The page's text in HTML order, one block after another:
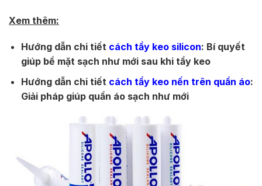
Xem thêm:
Hướng dẫn chi tiết cách tẩy keo silicon: Bí quyết
giúp bề mặt sạch như mới sau khi tẩy keo
Hướng dẫn chi tiết cách tẩy keo nến trên quần áo:
Giải pháp giúp quần áo sạch như mới